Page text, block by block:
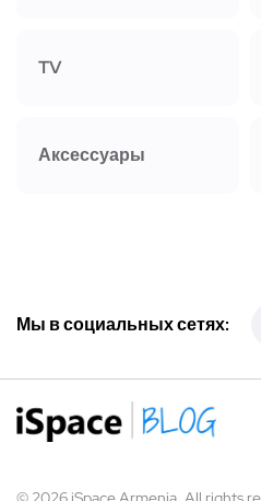
TV
Аксессуары
Мы в социальных сетях: